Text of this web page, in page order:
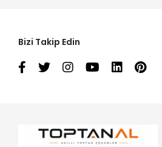
Bizi Takip Edin